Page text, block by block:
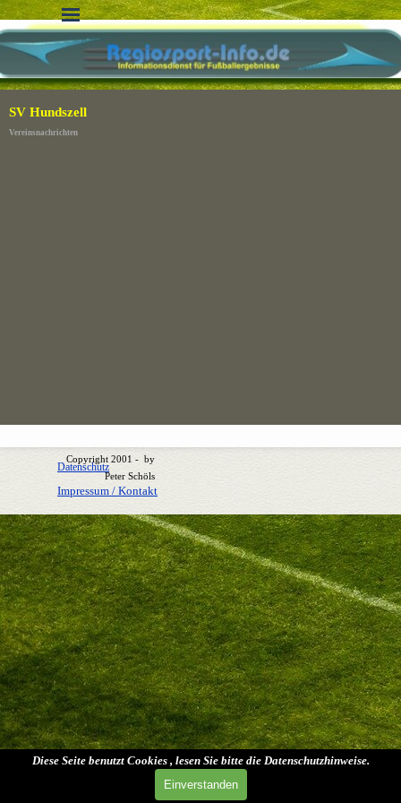
Direkt zum Seiteninhalt
Menü überspringen
SV Hundszell
Vereinsnachrichten
Datenschutz
Impressum / Kontakt
Copyright 2001 - by
Peter Schöls
Zurück zum Seiteninhalt
Diese Seite benutzt Cookies , lesen Sie bitte die Datenschutzhinweise.
Einverstanden